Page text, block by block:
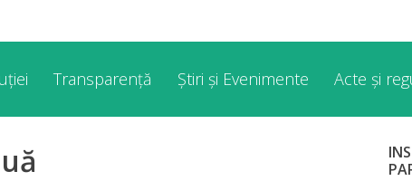
Transparență Știri și Evenimente Acte și